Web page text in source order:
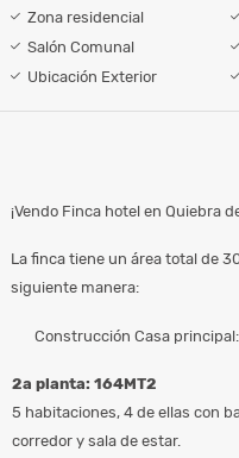
Zona residencial
Salón Comunal
Ubicación Exterior
¡Vendo Finca hotel en Quiebra
La finca tiene un área total de
siguiente manera:
Construcción Casa
2a planta: 164MT2
5 habitaciones, 4 de ellas con
corredor y sala de estar.